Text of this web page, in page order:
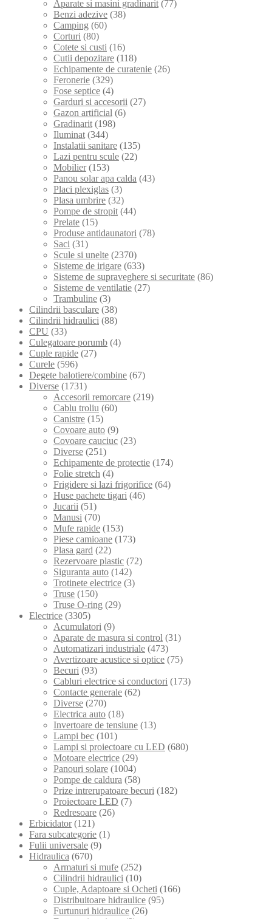
Aparate si masini gradinarit (77)
Benzi adezive (38)
Camping (60)
Corturi (80)
Cotete si custi (16)
Cutii depozitare (118)
Echipamente de curatenie (26)
Feronerie (329)
Fose septice (4)
Garduri si accesorii (27)
Gazon artificial (6)
Gradinarit (198)
Iluminat (344)
Instalatii sanitare (135)
Lazi pentru scule (22)
Mobilier (153)
Panou solar apa calda (43)
Placi plexiglas (3)
Plasa umbrire (32)
Pompe de stropit (44)
Prelate (15)
Produse antidaunatori (78)
Saci (31)
Scule si unelte (2370)
Sisteme de irigare (633)
Sisteme de supraveghere si securitate (86)
Sisteme de ventilatie (27)
Trambuline (3)
Cilindrii basculare (38)
Cilindrii hidraulici (88)
CPU (33)
Culegatoare porumb (4)
Cuple rapide (27)
Curele (596)
Degete balotiere/combine (67)
Diverse (1731)
Accesorii remorcare (219)
Cablu troliu (60)
Canistre (15)
Covoare auto (9)
Covoare cauciuc (23)
Diverse (251)
Echipamente de protectie (174)
Folie stretch (4)
Frigidere si lazi frigorifice (64)
Huse pachete tigari (46)
Jucarii (51)
Manusi (70)
Mufe rapide (153)
Piese camioane (173)
Plasa gard (22)
Rezervoare plastic (72)
Siguranta auto (142)
Trotinete electrice (3)
Truse (150)
Truse O-ring (29)
Electrice (3305)
Acumulatori (9)
Aparate de masura si control (31)
Automatizari industriale (473)
Avertizoare acustice si optice (75)
Becuri (93)
Cabluri electrice si conductori (173)
Contacte generale (62)
Diverse (270)
Electrica auto (18)
Invertoare de tensiune (13)
Lampi bec (101)
Lampi si proiectoare cu LED (680)
Motoare electrice (29)
Panouri solare (1004)
Pompe de caldura (58)
Prize intrerupatoare becuri (182)
Proiectoare LED (7)
Redresoare (26)
Erbicidator (121)
Fara subcategorie (1)
Fulii universale (9)
Hidraulica (670)
Armaturi si mufe (252)
Cilindrii hidraulici (10)
Cuple, Adaptoare si Ocheti (166)
Distribuitoare hidraulice (95)
Furtunuri hidraulice (26)